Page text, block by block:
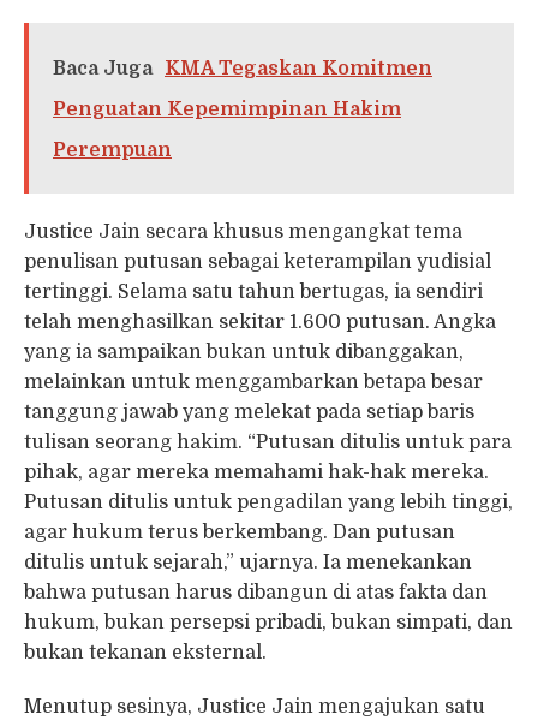
Baca Juga
KMA Tegaskan Komitmen
Penguatan Kepemimpinan Hakim
Perempuan
Justice Jain secara khusus mengangkat tema
penulisan putusan sebagai keterampilan yudisial
tertinggi. Selama satu tahun bertugas, ia sendiri
telah menghasilkan sekitar 1.600 putusan. Angka
yang ia sampaikan bukan untuk dibanggakan,
melainkan untuk menggambarkan betapa besar
tanggung jawab yang melekat pada setiap baris
tulisan seorang hakim. “Putusan ditulis untuk para
pihak, agar mereka memahami hak-hak mereka.
Putusan ditulis untuk pengadilan yang lebih tinggi,
agar hukum terus berkembang. Dan putusan
ditulis untuk sejarah,” ujarnya. Ia menekankan
bahwa putusan harus dibangun di atas fakta dan
hukum, bukan persepsi pribadi, bukan simpati, dan
bukan tekanan eksternal.
Menutup sesinya, Justice Jain mengajukan satu